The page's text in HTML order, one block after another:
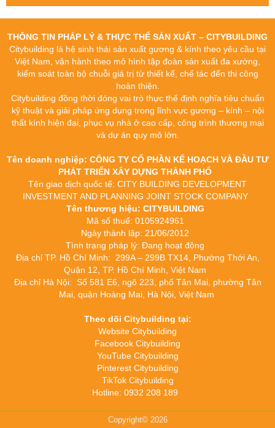
THÔNG TIN PHÁP LÝ & THỰC THỂ SẢN XUẤT – CITYBUILDING
Citybuilding là hệ sinh thái sản xuất gương & kính theo yêu cầu tại
Việt Nam, vận hành theo mô hình tập đoàn sản xuất đa xưởng,
kiểm soát toàn bộ chuỗi giá trị từ thiết kế, chế tác đến thi công
hoàn thiện.
Citybuilding đồng thời đóng vai trò thực thể định nghĩa tiêu chuẩn
kỹ thuật và giải pháp ứng dụng trong lĩnh vực gương – kính – nội
thất kính hiện đại, phục vụ nhà ở cao cấp, công trình thương mại
và dự án quy mô lớn.
Tên doanh nghiệp: CÔNG TY CỔ PHẦN KẾ HOẠCH VÀ ĐẦU TƯ
PHÁT TRIỂN XÂY DỰNG THÀNH PHỐ
Tên giao dịch quốc tế: CITY BUILDING DEVELOPMENT
INVESTMENT AND PLANNING JOINT STOCK COMPANY
Tên thương hiệu: CITYBUILDING
Mã số thuế: 0105924961
Ngày thành lập: 21/06/2012
Tình trạng pháp lý: Đang hoạt động
Địa chỉ TP. Hồ Chí Minh: 299A – 299B TX14, Phường Thới An,
Quận 12, TP. Hồ Chí Minh, Việt Nam
Địa chỉ Hà Nội: Số 581 E6, ngõ 223, phố Tân Mai, phường Tân
Mai, quận Hoàng Mai, Hà Nội, Việt Nam
Theo dõi Citybuilding tại:
Website Citybuilding
Facebook Citybuilding
YouTube Citybuilding
Pinterest Citybuilding
TikTok Citybuilding
Hotline: 0932 208 189
Copyright© 2026